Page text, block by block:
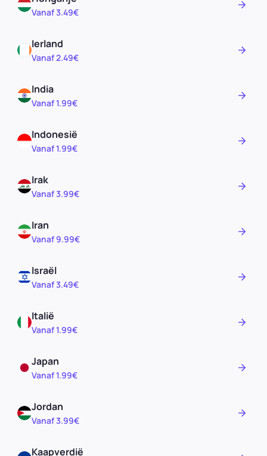
Vanaf 3.49€
Ierland
Vanaf 2.49€
India
Vanaf 1.99€
Indonesië
Vanaf 1.99€
Irak
Vanaf 3.99€
Iran
Vanaf 9.99€
Israël
Vanaf 3.49€
Italië
Vanaf 1.99€
Japan
Vanaf 1.99€
Jordan
Vanaf 3.99€
Kaapverdië